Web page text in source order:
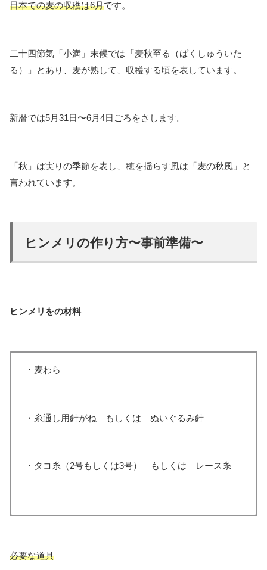
日本での麦の収穫は6月です。
二十四節気「小満」末候では「麦秋至る（ばくしゅういた
る）」とあり、麦が熟して、収穫する頃を表しています。
新暦では5月31日〜6月4日ごろをさします。
「秋」は実りの季節を表し、穂を揺らす風は「麦の秋風」と
言われています。
ヒンメリの作り方〜事前準備〜
ヒンメリをの材料
・麦わら
・糸通し用針がね もしくは ぬいぐるみ針
・タコ糸（2号もしくは3号） もしくは レース糸
必要な道具